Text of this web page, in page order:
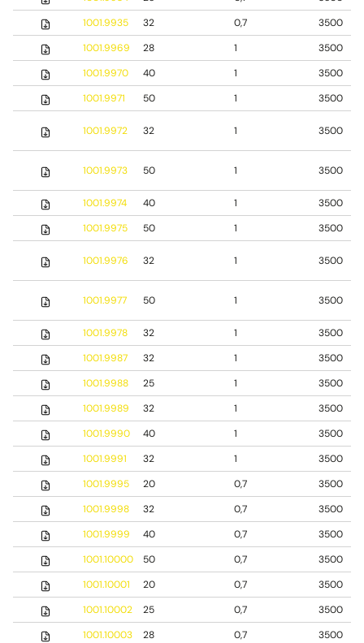
1001.9935
32 0,7
3500
1001.9969
28 1
3500
1001.9970
40 1
3500
1001.9971
50 1 3500
1001.9972 32 1 3500
1001.9973 50 1 3500
1001.9974 40 1
3500
1001.9975
50 1 3500
1001.9976 32 1 3500
1001.9977 50 1 3500
1001.9978 32 1
3500
1001.9987
32 1
3500
1001.9988
25 1
3500
1001.9989
32 1
3500
1001.9990
40 1
3500
1001.9991
32 1
3500
1001.9995
20 0,7
3500
1001.9998
32 0,7
3500
1001.9999
40 0,7
3500
1001.10000
50 0,7
3500
1001.10001
20 0,7
3500
1001.10002
25 0,7
3500
1001.10003
28 0,7
3500